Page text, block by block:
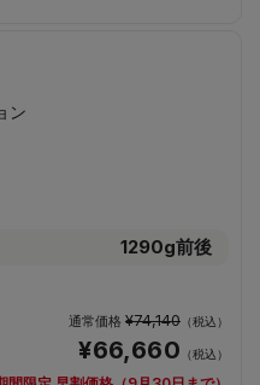
1290g前後
通常価格 ¥74,140 （税込）
¥66,660 （税込）